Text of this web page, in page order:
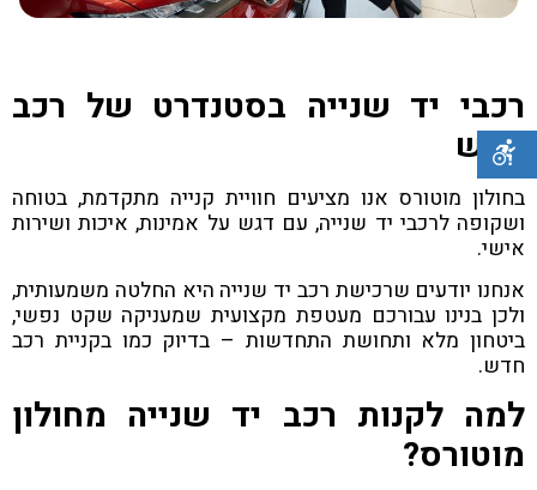
רכבי יד שנייה בסטנדרט של רכב
חדש
בחולון מוטורס אנו מציעים חוויית קנייה מתקדמת, בטוחה
ושקופה לרכבי יד שנייה, עם דגש על אמינות, איכות ושירות
אישי.
אנחנו יודעים שרכישת רכב יד שנייה היא החלטה משמעותית,
ולכן בנינו עבורכם מעטפת מקצועית שמעניקה שקט נפשי,
ביטחון מלא ותחושת התחדשות – בדיוק כמו בקניית רכב
חדש.
למה לקנות רכב יד שנייה מחולון
מוטורס?